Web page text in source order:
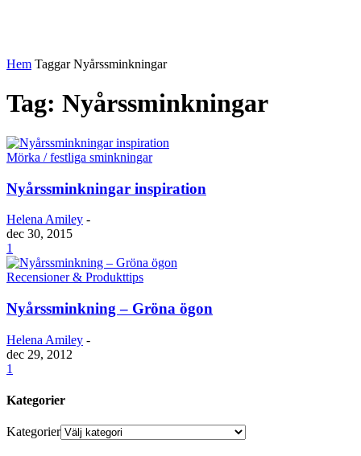
Hem Taggar Nyårssminkningar
Tag: Nyårssminkningar
Mörka / festliga sminkningar
Nyårssminkningar inspiration
Helena Amiley -
dec 30, 2015
1
Recensioner & Produkttips
Nyårssminkning – Gröna ögon
Helena Amiley -
dec 29, 2012
1
Kategorier
Kategorier